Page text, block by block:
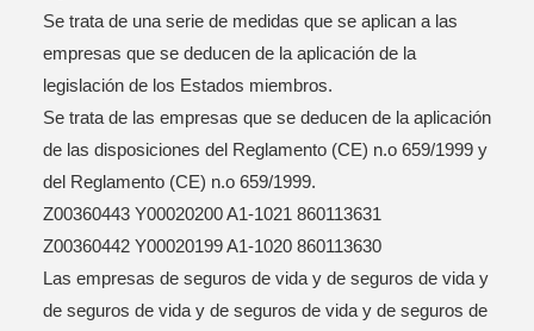
Se trata de una serie de medidas que se aplican a las
empresas que se deducen de la aplicación de la
legislación de los Estados miembros.
Se trata de las empresas que se deducen de la aplicación
de las disposiciones del Reglamento (CE) n.o 659/1999 y
del Reglamento (CE) n.o 659/1999.
Z00360443 Y00020200 A1-1021 860113631
Z00360442 Y00020199 A1-1020 860113630
Las empresas de seguros de vida y de seguros de vida y
de seguros de vida y de seguros de vida y de seguros de